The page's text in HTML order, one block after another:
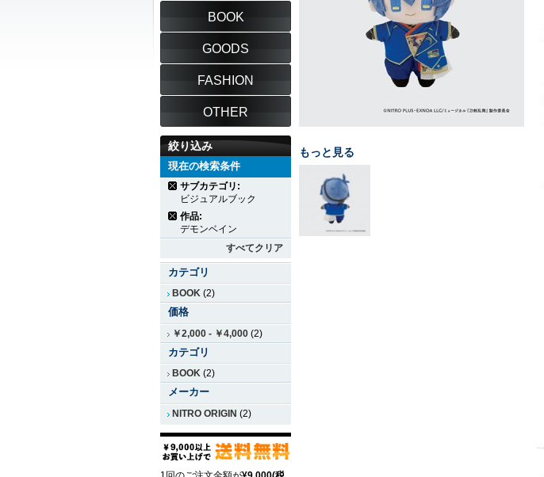
もっと見る
BOOK
GOODS
FASHION
OTHER
絞り込み
現在の検索条件
サブカテゴリ:
ビジュアルブック
作品:
デモンベイン
すべてクリア
カテゴリ
BOOK (2)
価格
￥2,000 - ￥4,000 (2)
カテゴリ
BOOK (2)
メーカー
NITRO ORIGIN (2)